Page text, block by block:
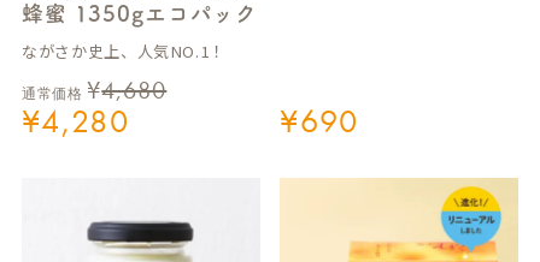
蜂蜜 1350gエコパック
ながさか史上、人気NO.1！
通常価格 ¥4,680
¥4,280 ¥690